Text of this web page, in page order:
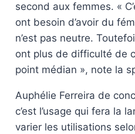
second aux femmes. «
ont besoin d’avoir du
n’est pas neutre.
ont plus de difficulté de
point médian », note la
Auphélie Ferreira de
c’est l’usage qui fera la
varier les utilisations